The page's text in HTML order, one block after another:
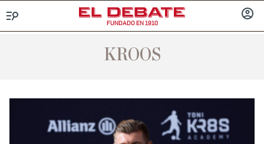
FUNDADO EN 1910
KROOS